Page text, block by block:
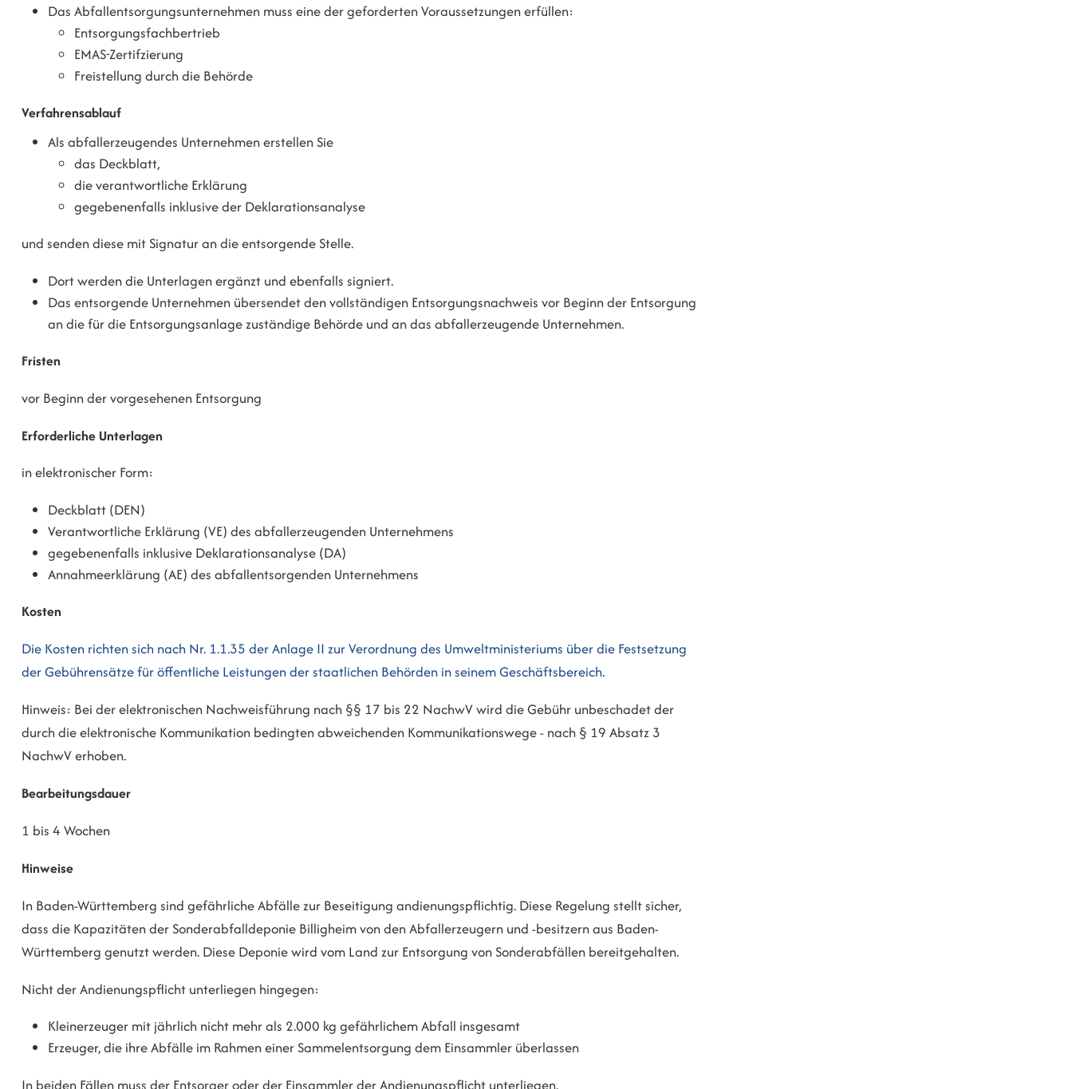
Das Abfallentsorgungsunternehmen muss eine der geforderten Voraussetzungen erfüllen:
Entsorgungsfachbertrieb
EMAS-Zertifzierung
Freistellung durch die Behörde
Verfahrensablauf
Als abfallerzeugendes Unternehmen erstellen Sie
das Deckblatt,
die verantwortliche Erklärung
gegebenenfalls inklusive der Deklarationsanalyse
und senden diese mit Signatur an die entsorgende Stelle.
Dort werden die Unterlagen ergänzt und ebenfalls signiert.
Das entsorgende Unternehmen übersendet den vollständigen Entsorgungsnachweis vor Beginn der Entsorgung
an die für die Entsorgungsanlage zuständige Behörde und an das abfallerzeugende Unternehmen.
Fristen
vor Beginn der vorgesehenen Entsorgung
Erforderliche Unterlagen
in elektronischer Form:
Deckblatt (DEN)
Verantwortliche Erklärung (VE) des abfallerzeugenden Unternehmens
gegebenenfalls inklusive Deklarationsanalyse (DA)
Annahmeerklärung (AE) des abfallentsorgenden Unternehmens
Kosten
Die Kosten richten sich nach Nr. 1.1.35 der Anlage II zur Verordnung des Umweltministeriums über die Festsetzung
der Gebührensätze für öffentliche Leistungen der staatlichen Behörden in seinem Geschäftsbereich.
Hinweis: Bei der elektronischen Nachweisführung nach §§ 17 bis 22 NachwV wird die Gebühr unbeschadet der
durch die elektronische Kommunikation bedingten abweichenden Kommunikationswege - nach § 19 Absatz 3
NachwV erhoben.
Bearbeitungsdauer
1 bis 4 Wochen
Hinweise
In Baden-Württemberg sind gefährliche Abfälle zur Beseitigung andienungspflichtig. Diese Regelung stellt sicher,
dass die Kapazitäten der Sonderabfalldeponie Billigheim von den Abfallerzeugern und -besitzern aus Baden-
Württemberg genutzt werden. Diese Deponie wird vom Land zur Entsorgung von Sonderabfällen bereitgehalten.
Nicht der Andienungspflicht unterliegen hingegen:
Kleinerzeuger mit jährlich nicht mehr als 2.000 kg gefährlichem Abfall insgesamt
Erzeuger, die ihre Abfälle im Rahmen einer Sammelentsorgung dem Einsammler überlassen
In beiden Fällen muss der Entsorger oder der Einsammler der Andienungspflicht unterliegen.